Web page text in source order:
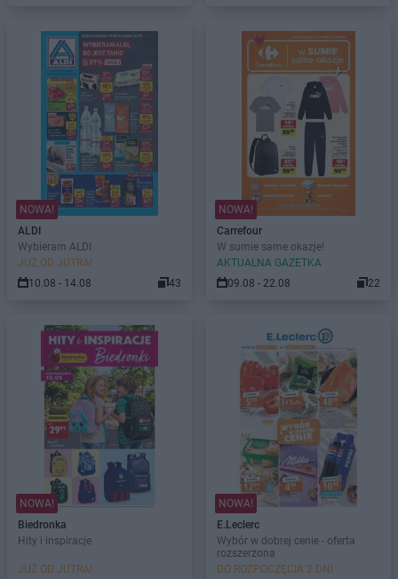
NOWA!
ALDI
Wybieram ALDI
JUŻ OD JUTRA!
10.08 - 14.08
43
NOWA!
Carrefour
W sumie same okazje!
AKTUALNA GAZETKA
09.08 - 22.08
22
NOWA!
Biedronka
Hity i inspiracje
JUŻ OD JUTRA!
NOWA!
E.Leclerc
Wybór w dobrej cenie - oferta
rozszerzona
DO ROZPOCZĘCIA 2 DNI